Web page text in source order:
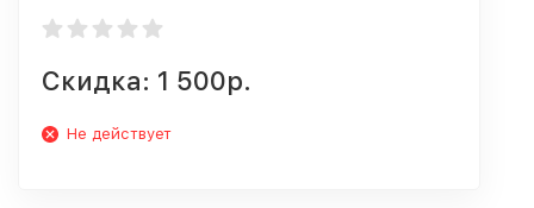
Скидка: 1 500р.
Не действует